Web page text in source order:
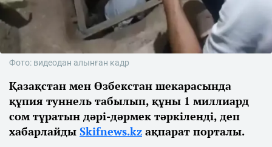
Фото: видеодан алынған кадр
Қазақстан мен Өзбекстан шекарасында
құпия туннель табылып, құны 1 миллиард
сом тұратын дәрі-дәрмек тәркіленді, деп
хабарлайды Skifnews.kz ақпарат порталы.